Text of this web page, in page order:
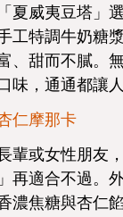
夏威夷豆塔」
工特調牛奶糖
、甜而不膩。
味，通通都讓
仁摩那卡
輩或女性朋友
再適合不過。
濃焦糖與杏仁